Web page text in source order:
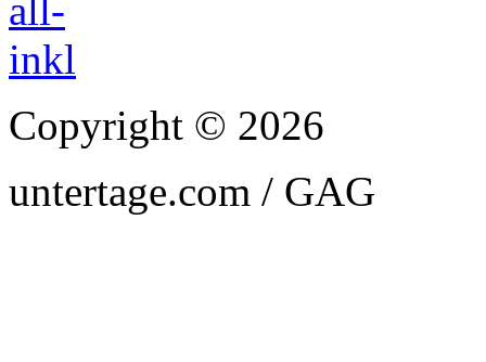
Copyright © 2026
untertage.com / GAG